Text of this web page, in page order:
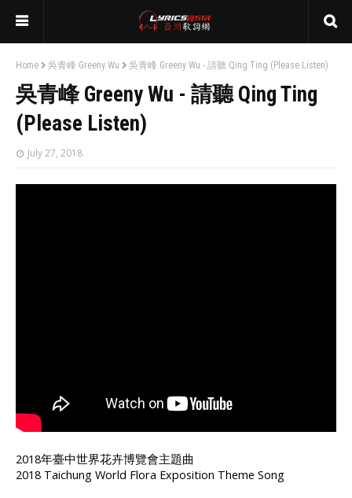
Home 吳青峰 Greeny Wu 吳青峰 Greeny Wu - 請聽 Qing Ting (Please Listen)
吳青峰 Greeny Wu - 請聽 Qing Ting
(Please Listen)
July 27, 2018
2018年臺中世界花卉博覽會主題曲
2018 Taichung World Flora Exposition Theme Song